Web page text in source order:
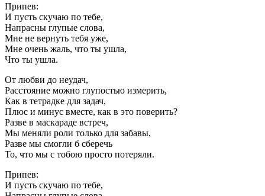
Припев:
И пусть скучаю по тебе,
Напрасны глупые слова,
Мне не вернуть тебя уже,
Мне очень жаль, что ты ушла,
Что ты ушла.
От любви до неудач,
Расстояние можно глупостью измерить,
Как в тетрадке для задач,
Плюс и минус вместе, как в это поверить?
Разве в маскараде встреч,
Мы меняли роли только для забавы,
Разве мы смогли б сберечь
То, что мы с тобою просто потеряли.
Припев:
И пусть скучаю по тебе,